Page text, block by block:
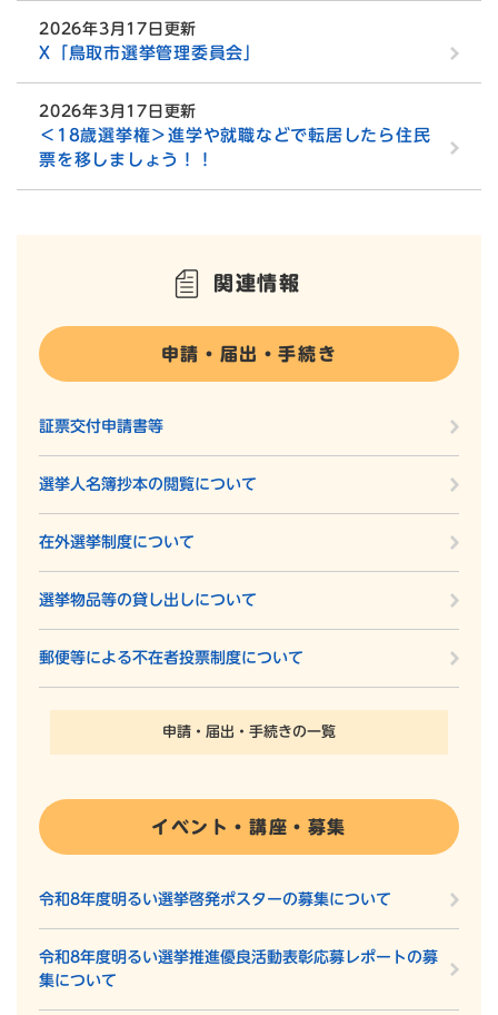
2026年3月17日更新
X「鳥取市選挙管理委員会」
2026年3月17日更新
＜18歳選挙権＞進学や就職などで転居したら住民
票を移しましょう！！
関連情報
申請・届出・手続き
証票交付申請書等
選挙人名簿抄本の閲覧について
在外選挙制度について
選挙物品等の貸し出しについて
郵便等による不在者投票制度について
申請・届出・手続きの一覧
イベント・講座・募集
令和8年度明るい選挙啓発ポスターの募集について
令和8年度明るい選挙推進優良活動表彰応募レポートの募
集について